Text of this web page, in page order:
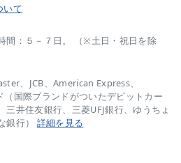
いて
間：５－７日。 （※土日・祝日を除
、JCB、American Express、
（国際ブランドがついたデビットカー
三井住友銀行、三菱UFJ銀行、ゆうちょ
銀行） 詳細を見る